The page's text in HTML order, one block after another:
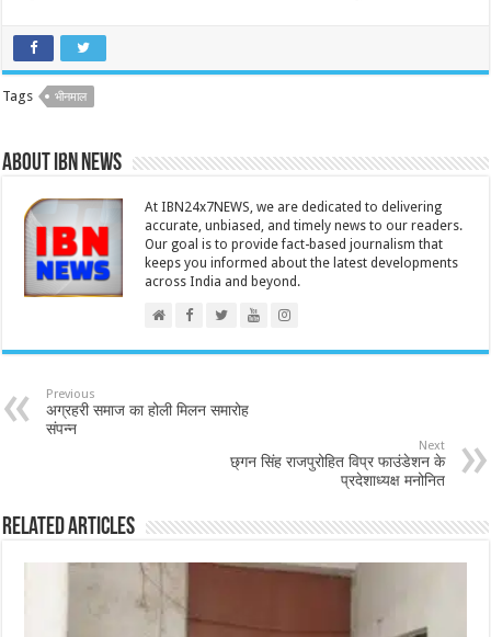
Tags भीनमाल
About IBN NEWS
At IBN24x7NEWS, we are dedicated to delivering
accurate, unbiased, and timely news to our readers.
Our goal is to provide fact-based journalism that
keeps you informed about the latest developments
across India and beyond.
Previous
अग्रहरी समाज का होली मिलन समारोह
संपन्न
Next
छ्गन सिंह राजपुरोहित विप्र फाउंडेशन के
प्रदेशाध्यक्ष मनोनित
Related Articles